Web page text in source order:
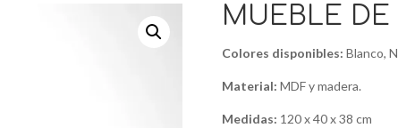
MUEBLE DE
Colores disponibles: Blanco,
Material: MDF y madera.
Medidas: 120 x 40 x 38 cm